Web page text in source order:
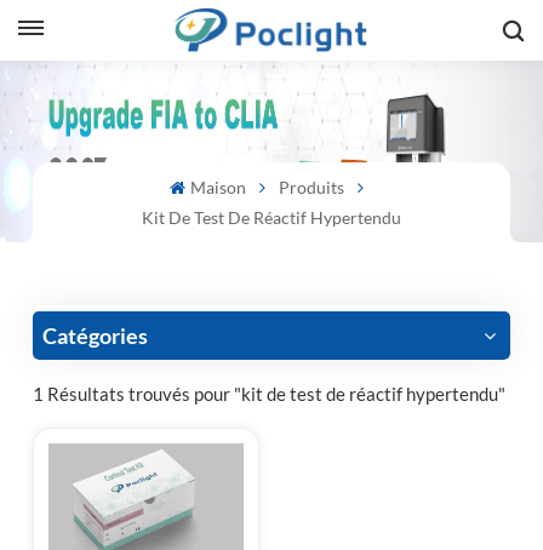
Maison
Produits
Kit De Test De Réactif Hypertendu
Catégories
1 Résultats trouvés pour "kit de test de réactif hypertendu"